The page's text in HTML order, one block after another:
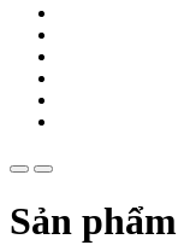
Sản phẩm